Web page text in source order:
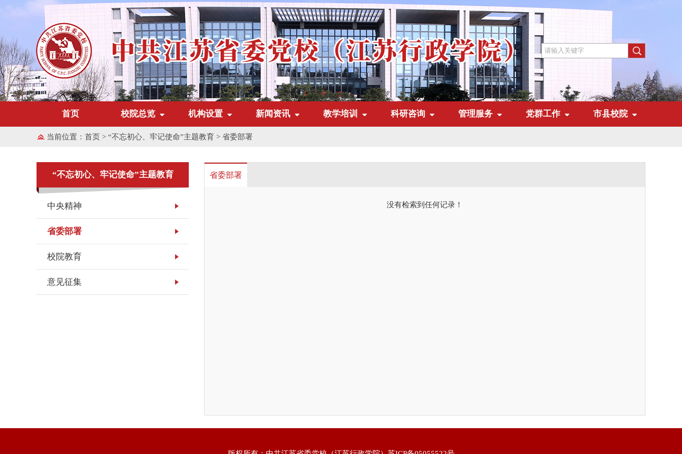
首页 校院总览 机构设置 新闻资讯 教学培训 科研咨询 管理服务 党群工作 市县校院
当前位置： 首页 > “不忘初心、牢记使命”主题教育 > 省委部署
“不忘初心、牢记使命”主题教育
中央精神
省委部署
校院教育
意见征集
省委部署
没有检索到任何记录！